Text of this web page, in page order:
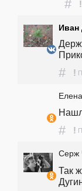
# !
Иван
# !
Елена
# !
Серж
Так